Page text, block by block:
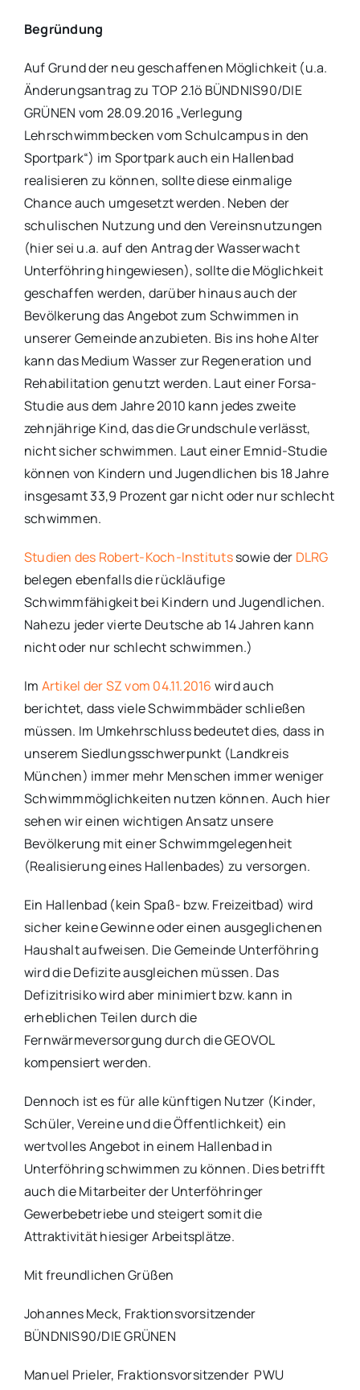
Begründung
Auf Grund der neu geschaffenen Möglichkeit (u.a.
Änderungsantrag zu TOP 2.1ö BÜNDNIS90/DIE
GRÜNEN vom 28.09.2016 „Verlegung
Lehrschwimmbecken vom Schulcampus in den
Sportpark“) im Sportpark auch ein Hallenbad
realisieren zu können, sollte diese einmalige
Chance auch umgesetzt werden. Neben der
schulischen Nutzung und den Vereinsnutzungen
(hier sei u.a. auf den Antrag der Wasserwacht
Unterföhring hingewiesen), sollte die Möglichkeit
geschaffen werden, darüber hinaus auch der
Bevölkerung das Angebot zum Schwimmen in
unserer Gemeinde anzubieten. Bis ins hohe Alter
kann das Medium Wasser zur Regeneration und
Rehabilitation genutzt werden. Laut einer Forsa-
Studie aus dem Jahre 2010 kann jedes zweite
zehnjährige Kind, das die Grundschule verlässt,
nicht sicher schwimmen. Laut einer Emnid-Studie
können von Kindern und Jugendlichen bis 18 Jahre
insgesamt 33,9 Prozent gar nicht oder nur schlecht
schwimmen.
Studien des Robert-Koch-Institutssowie der DLRG
belegen ebenfalls die rückläufige
Schwimmfähigkeit bei Kindern und Jugendlichen.
Nahezu jeder vierte Deutsche ab 14 Jahren kann
nicht oder nur schlecht schwimmen.)
Im Artikel der SZ vom 04.11.2016 wird auch
berichtet, dass viele Schwimmbäder schließen
müssen. Im Umkehrschluss bedeutet dies, dass in
unserem Siedlungsschwerpunkt (Landkreis
München) immer mehr Menschen immer weniger
Schwimmmöglichkeiten nutzen können. Auch hier
sehen wir einen wichtigen Ansatz unsere
Bevölkerung mit einer Schwimmgelegenheit
(Realisierung eines Hallenbades) zu versorgen.
Ein Hallenbad (kein Spaß- bzw. Freizeitbad) wird
sicher keine Gewinne oder einen ausgeglichenen
Haushalt aufweisen. Die Gemeinde Unterföhring
wird die Defizite ausgleichen müssen. Das
Defizitrisiko wird aber minimiert bzw. kann in
erheblichen Teilen durch die
Fernwärmeversorgung durch die GEOVOL
kompensiert werden.
Dennoch ist es für alle künftigen Nutzer (Kinder,
Schüler, Vereine und die Öffentlichkeit) ein
wertvolles Angebot in einem Hallenbad in
Unterföhring schwimmen zu können. Dies betrifft
auch die Mitarbeiter der Unterföhringer
Gewerbebetriebe und steigert somit die
Attraktivität hiesiger Arbeitsplätze.
Mit freundlichen Grüßen
Johannes Meck, Fraktionsvorsitzender
BÜNDNIS90/DIE GRÜNEN
Manuel Prieler, Fraktionsvorsitzender PWU